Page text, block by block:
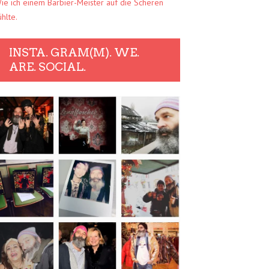
ich einem Barbier-Meister auf die Scheren
INSTA. GRAM(M). WE.
ARE. SOCIAL.